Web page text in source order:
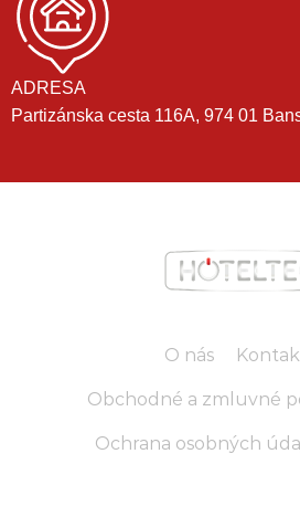
ADRESA
Partizánska cesta 116A, 974 01
O nás
Obchodné a zmluvné
Ochrana osobných